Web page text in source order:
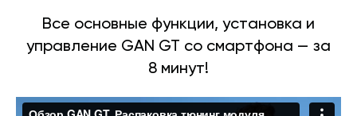
Все основные функции, установка и
управление GAN GT со смартфона — за
8 минут!